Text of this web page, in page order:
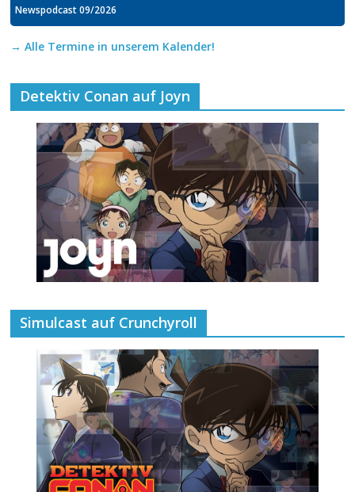
Newspodcast 09/2026
→ Alle Termine in unserem Kalender!
Detektiv Conan auf Joyn
Simulcast auf Crunchyroll